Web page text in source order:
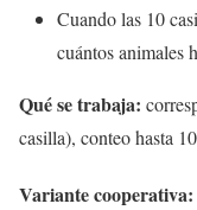
Cuando las 10
cuántos animales
Qué se trabaja:
casilla), conteo hasta
Variante cooperativa: